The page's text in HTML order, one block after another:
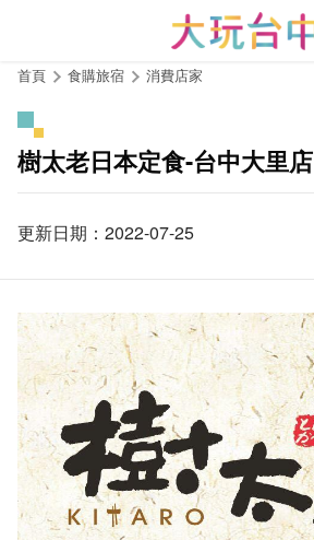
首頁 食購旅宿 消費店家
樹太老日本定食-台中大里店
更新日期：2022-07-25